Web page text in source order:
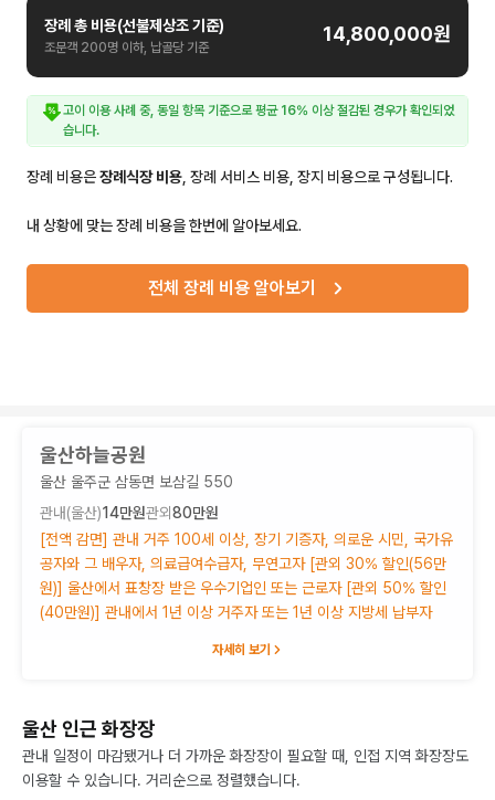
장례 총 비용(선불제상조 기준)
조문객 200명 이하, 납골당 기준
14,800,000원
고이 이용 사례 중, 동일 항목 기준으로 평균 16% 이상 절감된 경우가 확인되었
습니다.
장례 비용은장례식장 비용 , 장례 서비스 비용, 장지 비용으로 구성됩니다.
내 상황에 맞는 장례 비용을 한번에 알아보세요.
전체 장례 비용 알아보기
울산하늘공원
울산 울주군 삼동면 보삼길 550
관내(울산)14만원관외80만원
[전액 감면] 관내 거주 100세 이상, 장기 기증자, 의로운 시민, 국가유
공자와 그 배우자, 의료급여수급자, 무연고자 [관외 30% 할인(56만
원)] 울산에서 표창장 받은 우수기업인 또는 근로자 [관외 50% 할인
(40만원)] 관내에서 1년 이상 거주자 또는 1년 이상 지방세 납부자
자세히 보기
울산 인근 화장장
관내 일정이 마감됐거나 더 가까운 화장장이 필요할 때, 인접 지역 화장장도
이용할 수 있습니다. 거리순으로 정렬했습니다.